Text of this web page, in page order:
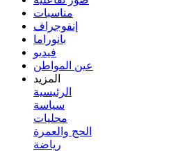
مناسبات
إنفوجراف
بانوراما
فيديو
عين المواطن
المزيد
الرئيسية
سياسة
محليات
الحج والعمرة
رياضة